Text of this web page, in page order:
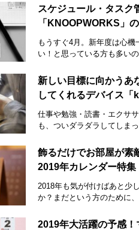
スケジュール・タスク
「KNOOPWORKS」
もうすぐ4月。新年度は心
い！と思っている方も多い
新しい目標に向かうあ
してくれるデバイス「
仕事や勉強・読書・エクサ
も、ついダラダラしてしま
飾るだけでお部屋が素
2019年カレンダー特集
2018年も気が付けばあと少
か？まだという方のために
2019年大活躍の予感